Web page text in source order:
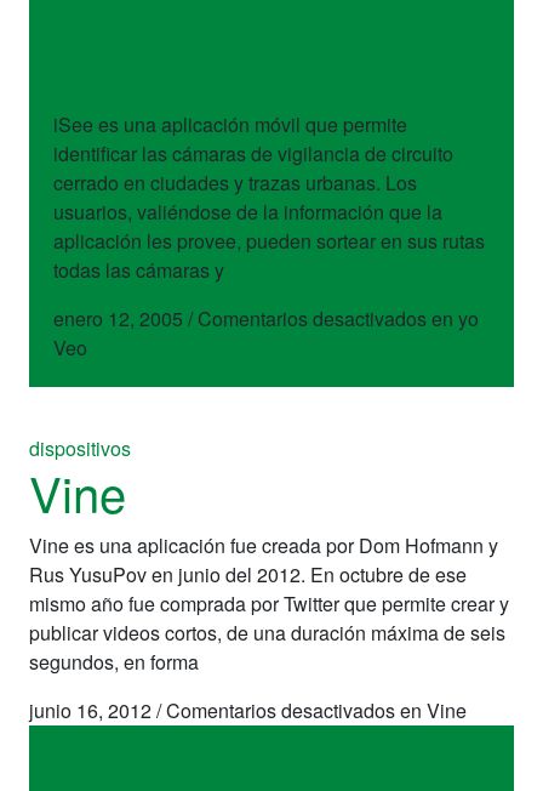
iSee es una aplicación móvil que permite
identificar las cámaras de vigilancia de circuito
cerrado en ciudades y trazas urbanas. Los
usuarios, valiéndose de la información que la
aplicación les provee, pueden sortear en sus rutas
todas las cámaras y
enero 12, 2005 / Comentarios desactivadosen yo
Veo
dispositivos
Vine
Vine es una aplicación fue creada por Dom Hofmann y
Rus YusuPov en junio del 2012. En octubre de ese
mismo año fue comprada por Twitter que permite crear y
publicar videos cortos, de una duración máxima de seis
segundos, en forma
junio 16, 2012/Comentarios desactivadosen Vine